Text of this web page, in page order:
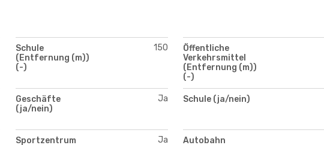
Schule
(Entfernung (m))
(-)
150
Öffentliche
Verkehrsmittel
(Entfernung (m))
(-)
Geschäfte
(ja/nein)
Ja Schule (ja/nein)
Sportzentrum
Ja
Autobahn